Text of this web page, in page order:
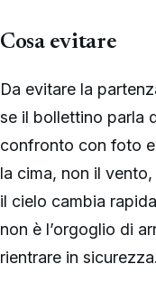
Cosa evitare
Da evitare la
se il bollettino parla
confronto con foto
la cima, non il
il cielo cambia
non è l’orgoglio di
rientrare in sicurezza.